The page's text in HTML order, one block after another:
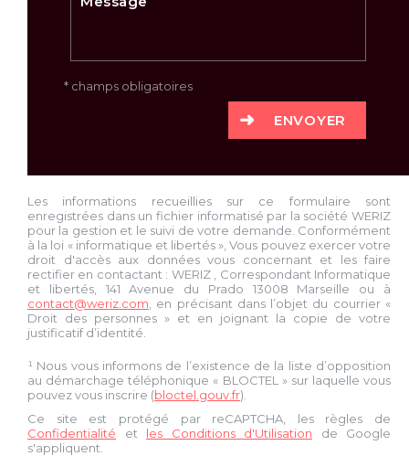
* champs obligatoires
ENVOYER
Les informations recueillies sur ce formulaire sont
enregistrées dans un fichier informatisé par la société WERIZ
pour la gestion et le suivi de votre demande. Conformément
à la loi « informatique et libertés », Vous pouvez exercer votre
droit d'accès aux données vous concernant et les faire
rectifier en contactant : WERIZ
, Correspondant Informatique
et libertés, 141 Avenue du Prado 13008 Marseille ou à
contact@weriz.com , en précisant dans l’objet du courrier «
Droit des personnes » et en joignant la copie de votre
justificatif d’identité.
¹ Nous vous informons de l’existence de la liste d’opposition
au démarchage téléphonique « BLOCTEL » sur laquelle vous
pouvez vous inscrire (bloctel.gouv.fr).
Ce site est protégé par reCAPTCHA, les règles de
Confidentialité et les Conditions d'Utilisation de Google
s'appliquent.